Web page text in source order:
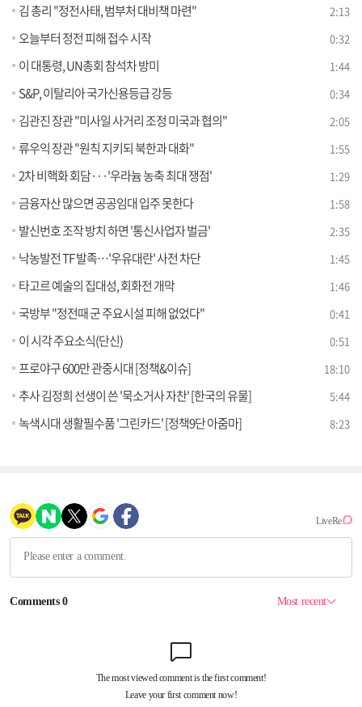
김 총리 "정전사태, 범부처 대비책 마련" 2:13
오늘부터 정전 피해 접수 시작 0:32
이 대통령, UN총회 참석차 방미 1:44
S&P, 이탈리아 국가신용등급 강등 0:34
김관진 장관 "미사일 사거리 조정 미국과 협의" 2:05
류우익 장관 "원칙 지키되 북한과 대화" 1:55
2차 비핵화 회담···'우라늄 농축 최대 쟁점' 1:29
금융자산 많으면 공공임대 입주 못한다 1:58
발신번호 조작 방치 하면 '통신사업자 벌금' 2:35
낙농발전 TF 발족…'우유대란' 사전 차단 1:45
타고르 예술의 집대성, 회화전 개막 1:46
국방부 "정전때 군 주요시설 피해 없었다" 0:41
이 시각 주요소식(단신) 0:51
프로야구 600만 관중시대 [정책&이슈] 18:10
추사 김정희 선생이 쓴 '묵소거사 자찬' [한국의 유물] 5:44
녹색시대 생활필수품 '그린카드' [정책9단 아줌마] 8:23